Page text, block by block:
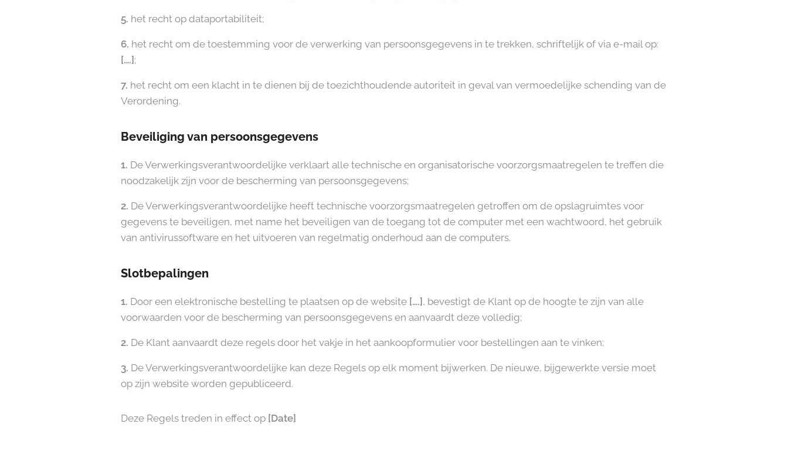
5. het recht op dataportabiliteit;
6. het recht om de toestemming voor de verwerking van persoonsgegevens in te trekken, schriftelijk of via e-mail op:
[….] ;
7. het recht om een klacht in te dienen bij de toezichthoudende autoriteit in geval van vermoedelijke schending van de
Verordening.
Beveiliging van persoonsgegevens
1. De Verwerkingsverantwoordelijke verklaart alle technische en organisatorische voorzorgsmaatregelen te treffen die
noodzakelijk zijn voor de bescherming van persoonsgegevens;
2. De Verwerkingsverantwoordelijke heeft technische voorzorgsmaatregelen getroffen om de opslagruimtes voor
gegevens te beveiligen, met name het beveiligen van de toegang tot de computer met een wachtwoord, het gebruik
van antivirussoftware en het uitvoeren van regelmatig onderhoud aan de computers.
Slotbepalingen
1. Door een elektronische bestelling te plaatsen op de website [….] , bevestigt de Klant op de hoogte te zijn van alle
voorwaarden voor de bescherming van persoonsgegevens en aanvaardt deze volledig;
2. De Klant aanvaardt deze regels door het vakje in het aankoopformulier voor bestellingen aan te vinken;
3. De Verwerkingsverantwoordelijke kan deze Regels op elk moment bijwerken. De nieuwe, bijgewerkte versie moet
op zijn website worden gepubliceerd.
Deze Regels treden in effect op [Date]